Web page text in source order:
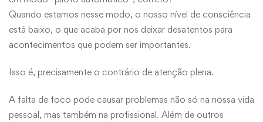
Quando estamos nesse modo, o nosso nível de consciência
está baixo, o que acaba por nos deixar desatentos para
acontecimentos que podem ser importantes.
Isso é, precisamente o contrário de atenção plena.
A falta de foco pode causar problemas não só na nossa vida
pessoal, mas também na profissional. Além de outros